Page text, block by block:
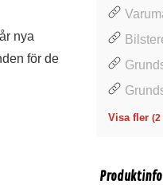
nya
för de
Visa fler (2